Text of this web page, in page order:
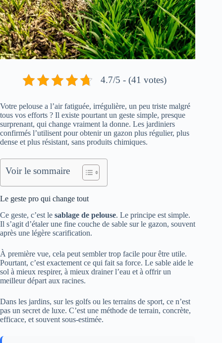
4.7/5 - (41 votes)
Votre pelouse a l’air fatiguée, irrégulière, un peu triste malgré
tous vos efforts ? Il existe pourtant un geste simple, presque
surprenant, qui change vraiment la donne. Les jardiniers
confirmés l’utilisent pour obtenir un gazon plus régulier, plus
dense et plus résistant, sans produits chimiques.
Voir le sommaire
Le geste pro qui change tout
Ce geste, c’est le sablage de pelouse. Le principe est simple.
Il s’agit d’étaler une fine couche de sable sur le gazon, souvent
après une légère scarification.
À première vue, cela peut sembler trop facile pour être utile.
Pourtant, c’est exactement ce qui fait sa force. Le sable aide le
sol à mieux respirer, à mieux drainer l’eau et à offrir un
meilleur départ aux racines.
Dans les jardins, sur les golfs ou les terrains de sport, ce n’est
pas un secret de luxe. C’est une méthode de terrain, concrète,
efficace, et souvent sous-estimée.